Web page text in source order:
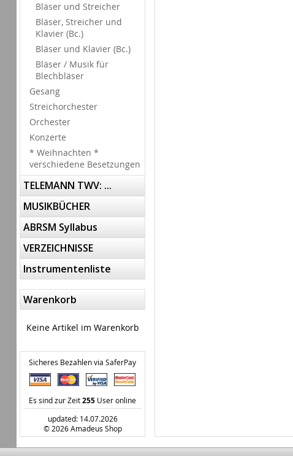
Bläser und Streicher
Bläser, Streicher und
Klavier (Bc.)
Bläser und Klavier (Bc.)
Bläser / Musik für
Blechbläser
Gesang
Streichorchester
Orchester
Konzerte
* Weihnachten *
verschiedene Besetzungen
TELEMANN TWV: ...
MUSIKBÜCHER
ABRSM Syllabus
VERZEICHNISSE
Instrumentenliste
Warenkorb
Keine Artikel im Warenkorb
Sicheres Bezahlen via SaferPay
Es sind zur Zeit255 User online
updated: 14.07.2026
© 2026 Amadeus Shop